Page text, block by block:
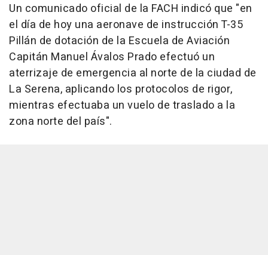
Un comunicado oficial de la FACH indicó que "en
el día de hoy una aeronave de instrucción T-35
Pillán de dotación de la Escuela de Aviación
Capitán Manuel Ávalos Prado efectuó un
aterrizaje de emergencia al norte de la ciudad de
La Serena, aplicando los protocolos de rigor,
mientras efectuaba un vuelo de traslado a la
zona norte del país".